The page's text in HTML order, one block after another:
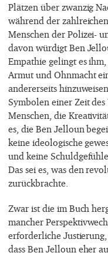
Plätzen über zwanzig
während der
Menschen der Polizei-
davon würdigt Ben
Empathie gelingt es
Armut und Ohnmacht
andererseits
Symbolen einer Zeit
Menschen, die
es, die Ben Jelloun
keine ideologische
und keine
Das sei es, was den
zurückbrachte.
Zwar ist die im Buch
mancher
erforderliche
dass Ben Jelloun eher